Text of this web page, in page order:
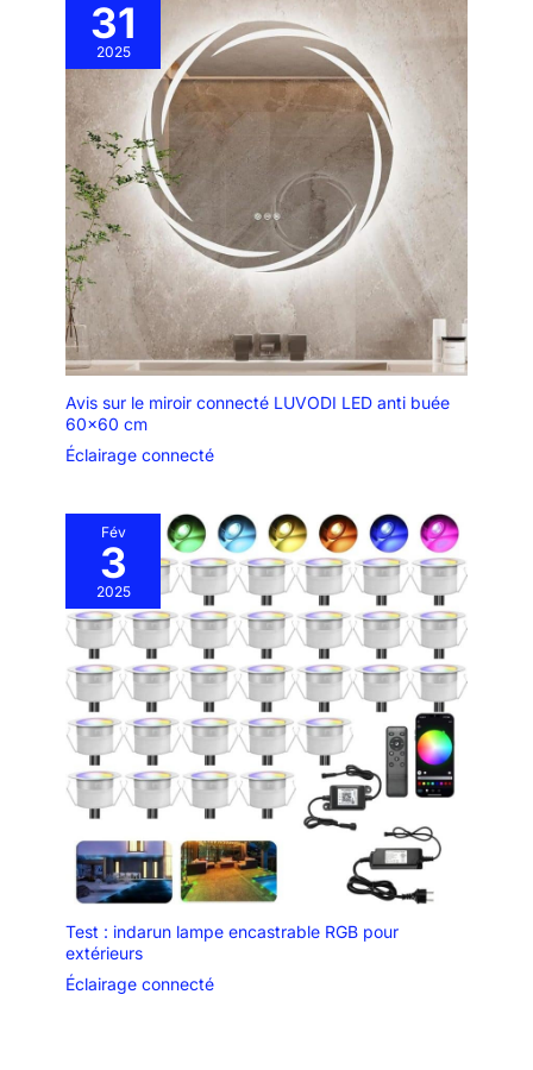
31
2025
Avis sur le miroir connecté LUVODI LED anti buée
60×60 cm
Éclairage connecté
Fév
3
2025
Test : indarun lampe encastrable RGB pour
extérieurs
Éclairage connecté